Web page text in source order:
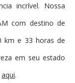
incrível. Nossa
com destino de
km e 33 horas de
em seu estado
aqui.